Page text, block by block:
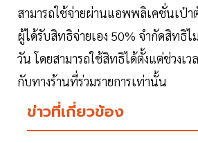
สามารถใช้จ่ายผ่านแอพพลิเคชั่นเป๋า
ผู้ได้รับสิทธิจ่ายเอง 50% จำกัดสิทธิ
วัน โดยสามารถใช้สิทธิได้ตั้งแต่ช่วงเ
กับทางร้านที่ร่วมรายการเท่านั้น
ข่าวที่เกี่ยวข้อง